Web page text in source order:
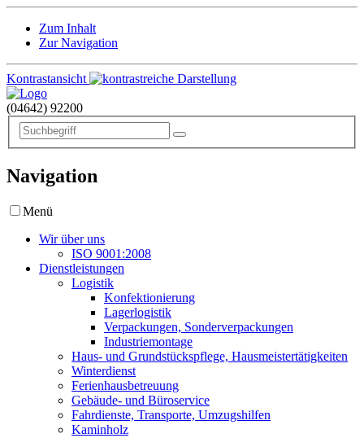
Zum Inhalt
Zur Navigation
Kontrastansicht
(04642) 92200
Navigation
Menü
Wir über uns
ISO 9001:2008
Dienstleistungen
Logistik
Konfektionierung
Lagerlogistik
Verpackungen, Sonderverpackungen
Industriemontage
Haus- und Grundstückspflege, Hausmeistertätigkeiten
Winterdienst
Ferienhausbetreuung
Gebäude- und Büroservice
Fahrdienste, Transporte, Umzugshilfen
Kaminholz